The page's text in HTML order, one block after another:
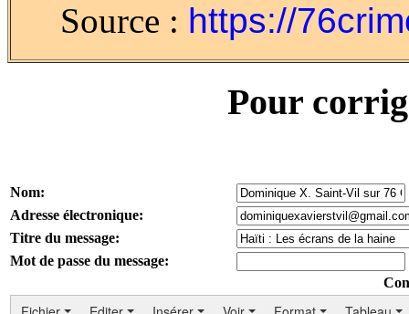
Source : https://
Pour
Nom:
Adresse électronique:
Titre du message:
Mot de passe du message: